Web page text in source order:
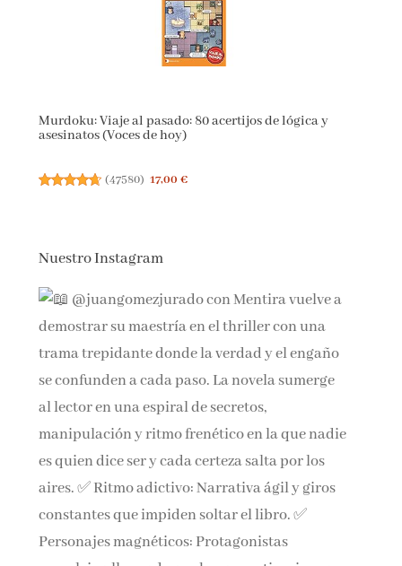
Murdoku: Viaje al pasado: 80 acertijos de lógica y
asesinatos (Voces de hoy)
(47580) 17,00 €
Nuestro Instagram